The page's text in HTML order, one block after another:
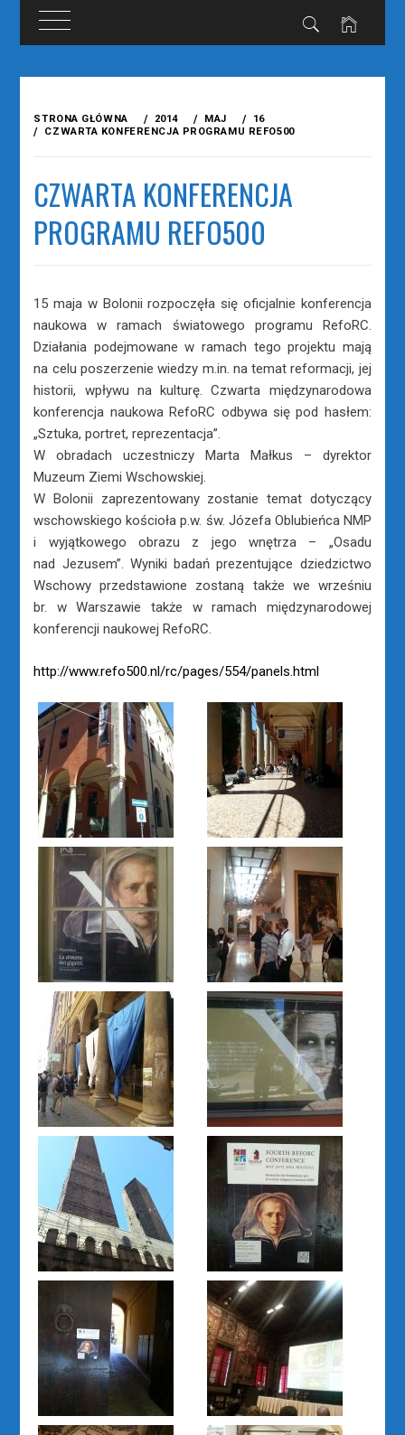
treści
STRONA GŁÓWNA 2014 MAJ
16
CZWARTA KONFERENCJA PROGRAMU REFO500
CZWARTA KONFERENCJA
PROGRAMU REFO500
15 maja w Bolonii rozpoczęła się oficjalnie konferencja
naukowa w ramach światowego programu RefoRC.
Działania podejmowane w ramach tego projektu mają
na celu poszerzenie wiedzy m.in. na temat reformacji, jej
historii, wpływu na kulturę. Czwarta międzynarodowa
konferencja naukowa RefoRC odbywa się pod hasłem:
„Sztuka, portret, reprezentacja”.
W obradach uczestniczy Marta Małkus – dyrektor
Muzeum Ziemi Wschowskiej.
W Bolonii zaprezentowany zostanie temat dotyczący
wschowskiego kościoła p.w. św. Józefa Oblubieńca NMP
i wyjątkowego obrazu z jego wnętrza – „Osadu
nad Jezusem”. Wyniki badań prezentujące dziedzictwo
Wschowy przedstawione zostaną także we wrześniu
br. w Warszawie także w ramach międzynarodowej
konferencji naukowej RefoRC.
http://www.refo500.nl/rc/pages/554/panels.html